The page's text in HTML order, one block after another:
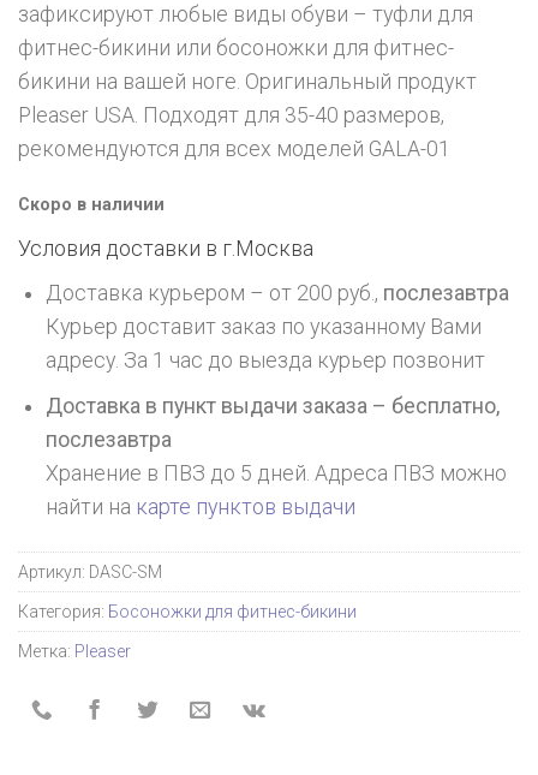
зафиксируют любые виды обуви – туфли для
фитнес-бикини или босоножки для фитнес-
бикини на вашей ноге. Оригинальный продукт
Pleaser USA. Подходят для 35-40 размеров,
рекомендуются для всех моделей GALA-01
Скоро в наличии
Условия доставки в г. Москва
Доставка курьером – от 200 руб., послезавтра
Курьер доставит заказ по указанному Вами
адресу. За 1 час до выезда курьер позвонит
Доставка в пункт выдачи заказа – бесплатно,
послезавтра
Хранение в ПВЗ до 5 дней. Адреса ПВЗ можно
найти на карте пунктов выдачи
Артикул: DASC-SM
Категория: Босоножки для фитнес-бикини
Метка: Pleaser